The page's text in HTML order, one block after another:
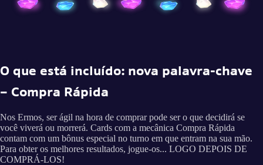
O que está incluído: nova palavra-chave
– Compra Rápida
Nos Ermos, ser ágil na hora de comprar pode ser o que decidirá se
você viverá ou morrerá. Cards com a mecânica Compra Rápida
contam com um bônus especial no turno em que entram na sua mão.
Para obter os melhores resultados, jogue-os... LOGO DEPOIS DE
COMPRÁ-LOS!